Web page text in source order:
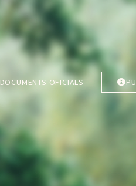
DOCUMENTS OFICIALS